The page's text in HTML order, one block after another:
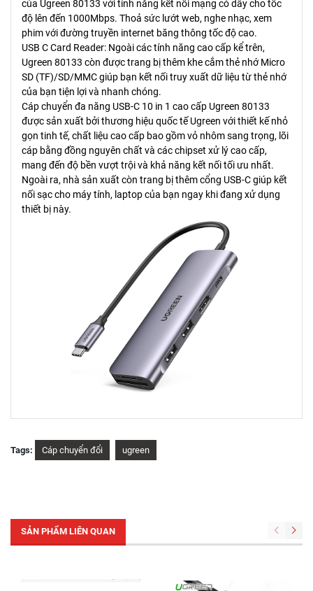
của Ugreen 80133 với tính năng kết nối mạng có dây cho tốc
độ lên đến 1000Mbps. Thoả sức lướt web, nghe nhạc, xem
phim với đường truyền internet băng thông tốc độ cao.
USB C Card Reader: Ngoài các tính năng cao cấp kể trên,
Ugreen 80133 còn được trang bị thêm khe cắm thẻ nhớ Micro
SD (TF)/SD/MMC giúp bạn kết nối truy xuất dữ liệu từ thẻ nhớ
của bạn tiện lợi và nhanh chóng.
Cáp chuyển đa năng USB-C 10 in 1 cao cấp Ugreen 80133
được sản xuất bởi thương hiệu quốc tế Ugreen với thiết kế nhỏ
gọn tinh tế, chất liệu cao cấp bao gồm vỏ nhôm sang trọng, lõi
cáp bằng đồng nguyên chất và các chipset xử lý cao cấp,
mang đến độ bền vượt trội và khả năng kết nối tối ưu nhất.
Ngoài ra, nhà sản xuất còn trang bị thêm cổng USB-C giúp kết
nối sạc cho máy tính, laptop của bạn ngay khi đang xử dụng
thiết bị này.
Tags: Cáp chuyển đổi ugreen
SẢN PHẨM LIÊN QUAN